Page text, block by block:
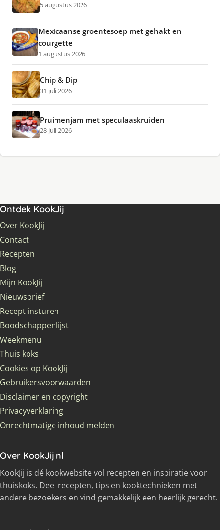
5 augustus 2026
Mexicaanse groentesoep met gehakt en
courgette
1 augustus 2026
Chip & Dip
31 juli 2026
Pruimenjam met speculaaskruiden
28 juli 2026
Ontdek KookJij
Over KookJij
Contact
Recepten
Blog
Mijn KookJij
Nieuwsbrief
Recept insturen
Boodschappenlijst
Weekmenu
Thuis koks
Cookies op KookJij
Gebruikersvoorwaarden
Disclaimer en copyright
Privacyverklaring
Onrechtmatige inhoud melden
Over KookJij.nl
KookJij is dé kookwebsite vol recepten en inspiratie voor
thuiskoks. Deel recepten, tips en kooktechnieken met
andere bezoekers en vind gemakkelijk een heerlijk gerecht.